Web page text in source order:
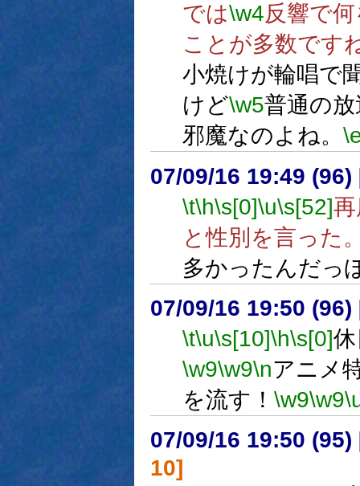
では\w4反響で
ことが多数です
小焼けが輪唱で
けど\w5普通の
邪魔なのよね。
07/09/16 19:49 (96)
\t\h\s[0]\u\s[52]
と性別を言った
多かったんだっ
07/09/16 19:50 (96)
\t\u\s[10]\h\s[0]
\w9\w9\nアニメ
を流す！ \w9\w9
07/09/16 19:50 (95)
10]